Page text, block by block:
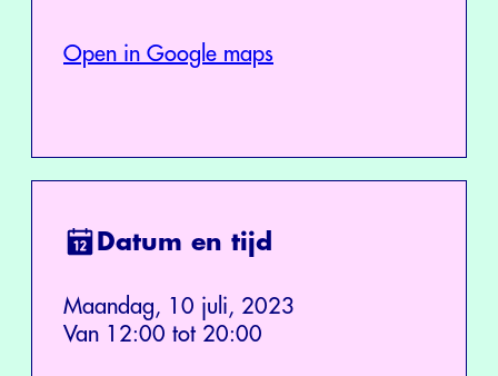
Open in Google maps
Datum en tijd
Maandag, 10 juli, 2023
Van 12:00 tot 20:00